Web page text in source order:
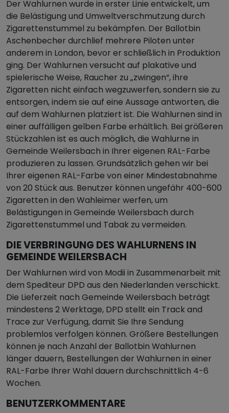
Der Wahlurnen wurde in erster Linie entwickelt, um
die Belästigung und Umweltverschmutzung durch
Zigarettenstummel zu bekämpfen. Der Ballotbin
Aschenbecher durchlief mehrere Piloten unter
anderem in London, bevor er schließlich in Produktion
ging. Der Wahlurnen versucht auf plakative und
spielerische Weise, Raucher zu „zwingen“, ihre
Zigaretten nicht einfach wegzuwerfen, sondern sie zu
entsorgen, indem sie auf eine Aussage antworten, die
auf dem Wahlurnen platziert ist. Die Wahlurnen sind in
einer auffälligen gelben Farbe erhältlich. Bei größeren
Stückzahlen ist es auch möglich, die Wahlurne in
Gemeinde Weilersbach in Ihrer eigenen RAL-Farbe
produzieren zu lassen. Grundsätzlich gehen wir bei
Ihrer eigenen RAL-Farbe von einer Mindestabnahme
von 20 Stück aus. Benutzer können ungefähr 400-600
Zigaretten in den Wahleimer werfen, um
Belästigungen in Gemeinde Weilersbach durch
Zigarettenstummel und Tabak zu vermeiden.
DIE VERBRINGUNG DES WAHLURNENS IN
GEMEINDE WEILERSBACH
Der Wahlurnen wird von Modii in Zusammenarbeit mit
dem Spediteur DPD aus den Niederlanden verschickt.
Die Lieferzeit nach Gemeinde Weilersbach beträgt
mindestens 2 Werktage, DPD stellt ein Track and
Trace zur Verfügung, damit Sie Ihre Sendung
problemlos verfolgen können. Größere Bestellungen
können je nach Anzahl der Ballotbin Wahlurnen
länger dauern, Bestellungen der Wahlurnen in einer
RAL-Farbe Ihrer Wahl dauern durchschnittlich 4-6
Wochen.
BENUTZERKOMMENTARE